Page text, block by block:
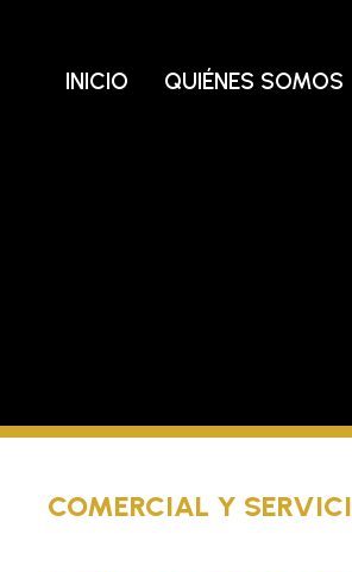
contenidoINICIO QUIÉNES SOMOS
COMERCIAL Y